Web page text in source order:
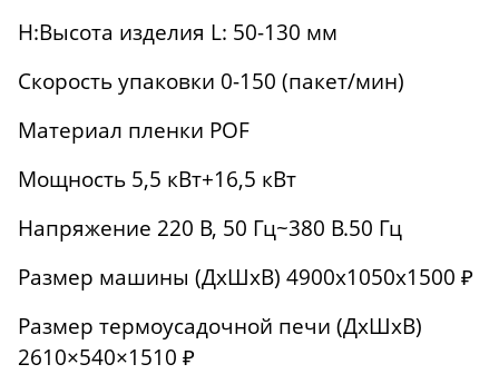
H:Высота изделия L: 50-130 мм
Скорость упаковки 0-150 (пакет/мин)
Материал пленки POF
Мощность 5,5 кВт+16,5 кВт
Напряжение 220 В, 50 Гц~380 В.50 Гц
Размер машины (ДхШхВ) 4900x1050x1500 ₽
Размер термоусадочной печи (ДхШхВ)
2610×540×1510 ₽